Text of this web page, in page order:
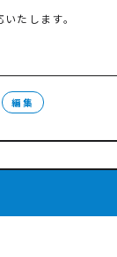
たします。
編集